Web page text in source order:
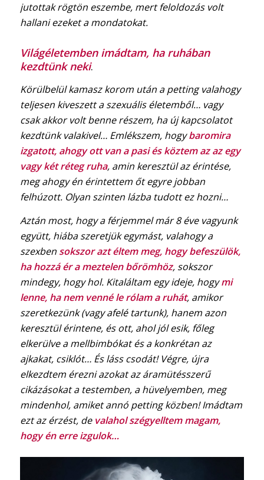
jutottak rögtön eszembe, mert feloldozás volt
hallani ezeket a mondatokat.
Világéletemben imádtam, ha ruhában
kezdtünk neki.
Körülbelül kamasz korom után a petting valahogy
teljesen kiveszett a szexuális életemből… vagy
csak akkor volt benne részem, ha új kapcsolatot
kezdtünk valakivel… Emlékszem, hogybaromira
izgatott, ahogy ott van a pasi és köztem az az egy
vagy két réteg ruha, amin keresztül az érintése,
meg ahogy én érintettem őt egyre jobban
felhúzott. Olyan szinten lázba tudott ez hozni…
Aztán most, hogy a férjemmel már 8 éve vagyunk
együtt, hiába szeretjük egymást, valahogy a
szexben sokszor azt éltem meg, hogy befeszülök,
ha hozzá ér a meztelen bőrömhöz, sokszor
mindegy, hogy hol. Kitaláltam egy ideje, hogymi
lenne, ha nem venné le rólam a ruhát, amikor
szeretkezünk (vagy afelé tartunk), hanem azon
keresztül érintene, és ott, ahol jól esik, főleg
elkerülve a mellbimbókat és a konkrétan az
ajkakat, csiklót… És láss csodát! Végre, újra
elkezdtem érezni azokat az áramütésszerű
cikázásokat a testemben, a hüvelyemben, meg
mindenhol, amiket annó petting közben! Imádtam
ezt az érzést, de valahol szégyelltem magam,
hogy én erre izgulok…